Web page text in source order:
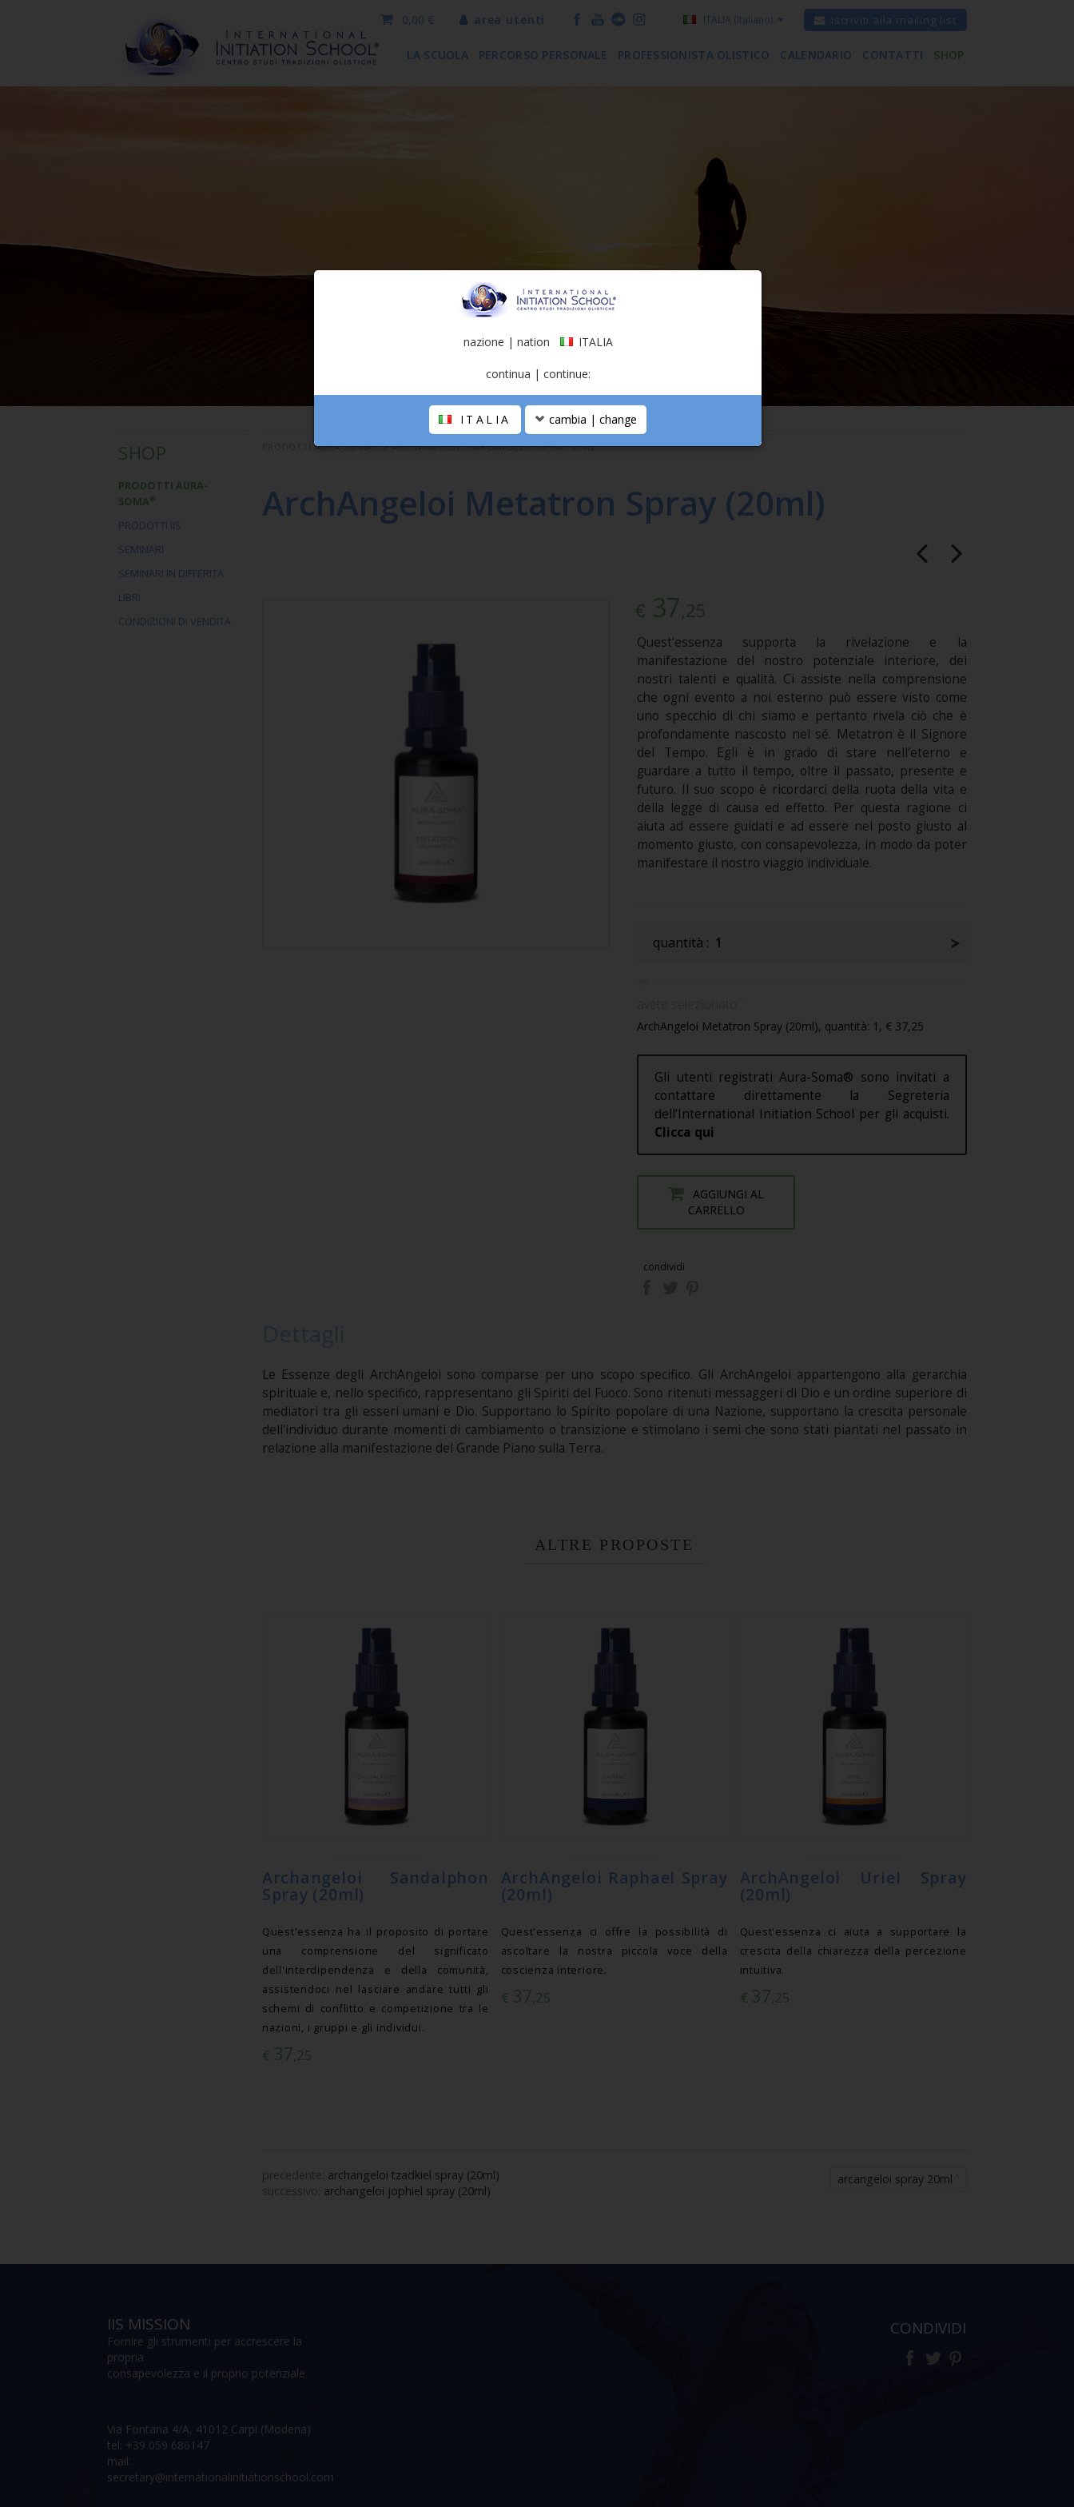
iscriviti alla mailing list
ITALIA (italiano)
area utenti
0,00 €
LA SCUOLA PERCORSO PERSONALE PROFESSIONISTA OLISTICO CALENDARIO CONTATTI SHOP
SHOP
PRODOTTI AURA-
SOMA®
PRODOTTI IIS
SEMINARI
SEMINARI IN DIFFERITA
LIBRI
CONDIZIONI DI VENDITA
PRODOTTI AURA-SOMA > ARCHANGELOI > ARCANGELOI SPRAY 20ML
ArchAngeloi Metatron Spray (20ml)
€ 37,25
Quest'essenza supporta la rivelazione e la
manifestazione del nostro potenziale interiore, dei
nostri talenti e qualità. Ci assiste nella comprensione
che ogni evento a noi esterno può essere visto come
uno specchio di chi siamo e pertanto rivela ciò che è
profondamente nascosto nel sé. Metatron è il Signore
del Tempo. Egli è in grado di stare nell'eterno e
guardare a tutto il tempo, oltre il passato, presente e
futuro. Il suo scopo è ricordarci della ruota della vita e
della legge di causa ed effetto. Per questa ragione ci
aiuta ad essere guidati e ad essere nel posto giusto al
momento giusto, con consapevolezza, in modo da poter
manifestare il nostro viaggio individuale.
quantità : 1
ArchAngeloi Metatron Spray (20ml), quantità: 1, € 37,25
Gli utenti registrati Aura-Soma® sono invitati a
contattare direttamente la Segreteria
dell’International Initiation School per gli acquisti.
Clicca qui
AGGIUNGI AL
CARRELLO
condividi
Le Essenze degli ArchAngeloi sono comparse per uno scopo specifico. Gli ArchAngeloi appartengono alla gerarchia
spirituale e, nello specifico, rappresentano gli Spiriti del Fuoco. Sono ritenuti messaggeri di Dio e un ordine superiore di
mediatori tra gli esseri umani e Dio. Supportano lo Spirito popolare di una Nazione, supportano la crescita personale
dell'individuo durante momenti di cambiamento o transizione e stimolano i semi che sono stati piantati nel passato in
relazione alla manifestazione del Grande Piano sulla Terra.
ALTRE PROPOSTE
Archangeloi Sandalphon
Spray (20ml)
Quest'essenza ha il proposito di portare
una comprensione del significato
dell'interdipendenza e della comunità,
assistendoci nel lasciare andare tutti gli
schemi di conflitto e competizione tra le
nazioni, i gruppi e gli individui.
€ 37,25
ArchAngeloi Raphael Spray
(20ml)
Quest'essenza ci offre la possibilità di
ascoltare la nostra piccola voce della
coscienza interiore.
€ 37,25
ArchAngeloi Uriel Spray
(20ml)
Quest'essenza ci aiuta a supportare la
crescita della chiarezza della percezione
intuitiva.
€ 37,25
precedente: archangeloi tzadkiel spray (20ml)
successivo: archangeloi jophiel spray (20ml)
arcangeloi spray 20ml
IIS MISSION
Fornire gli strumenti per accrescere la
propria
consapevolezza e il proprio potenziale
Via Fontana 4/A, 41012 Carpi (Modena)
tel: +39 059 686147
mail:
secretary@internationalinitiationschool.com
CONDIVIDI
nazione | nation ITALIA
continua | continue:
ITALIA cambia | change